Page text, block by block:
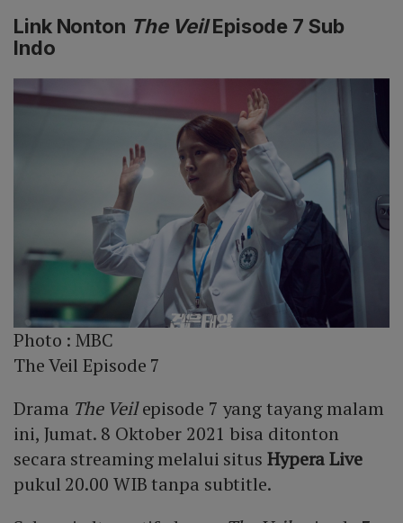
Link Nonton The VeilEpisode 7 Sub
Indo
Photo :MBC
The Veil Episode 7
Drama The Veilepisode 7 yang tayang malam
ini, Jumat. 8 Oktober 2021 bisa ditonton
secara streaming melalui situs Hypera Live
pukul 20.00 WIB tanpa subtitle.